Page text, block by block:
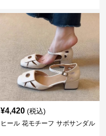
¥4,420 (税込)
ヒール 花モチーフ サボサンダル